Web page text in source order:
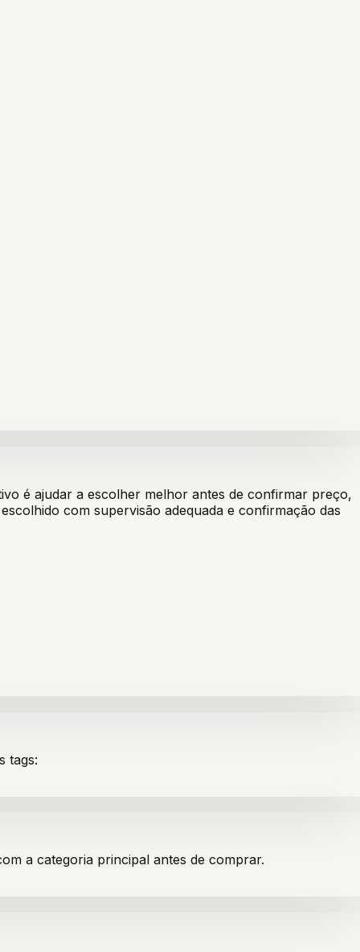
é ajudar a escolher melhor antes de confirmar preço,
com supervisão adequada e confirmação das
tags:
a categoria principal antes de comprar.